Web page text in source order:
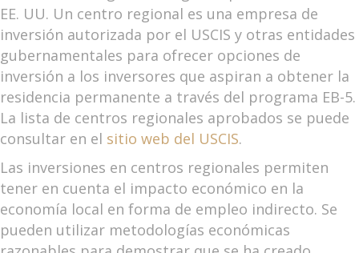
EE. UU. Un centro regional es una empresa de
inversión autorizada por el USCIS y otras entidades
gubernamentales para ofrecer opciones de
inversión a los inversores que aspiran a obtener la
residencia permanente a través del programa EB-5.
La lista de centros regionales aprobados se puede
consultar en el sitio web del USCIS.
Las inversiones en centros regionales permiten
tener en cuenta el impacto económico en la
economía local en forma de empleo indirecto. Se
pueden utilizar metodologías económicas